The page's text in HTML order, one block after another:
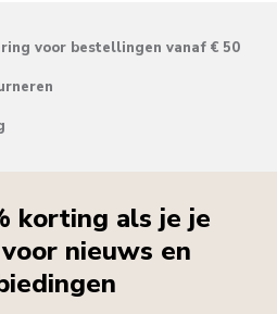
voor bestellingen vanaf € 50
korting als je je
nieuws en